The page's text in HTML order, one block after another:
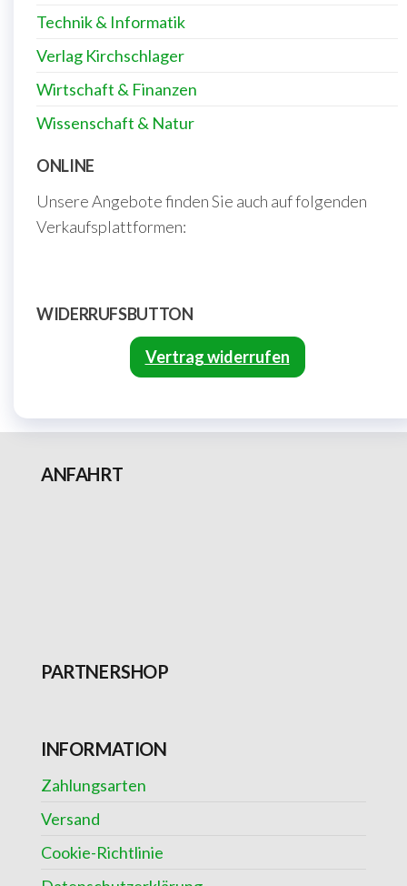
Technik & Informatik
Verlag Kirchschlager
Wirtschaft & Finanzen
Wissenschaft & Natur
ONLINE
Unsere Angebote finden Sie auch auf folgenden
Verkaufsplattformen:
WIDERRUFSBUTTON
Vertrag widerrufen
ANFAHRT
PARTNERSHOP
INFORMATION
Zahlungsarten
Versand
Cookie-Richtlinie